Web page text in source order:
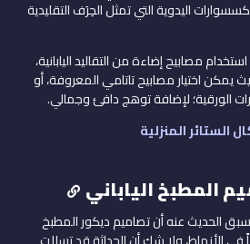
اليدوية التي تمثل الحِرَف التقليدية
مصابيح إضاءة من التقاليد اليابانية،
يمكن اختيار مصابيح تاتامي المعروفة، أو
الورقية؛ لإضافة توهج دافئ وجمالي.
الستائر المنزلية
المطبخ الياباني
الحديث عنه أن تصاميم ديكور المطبخ